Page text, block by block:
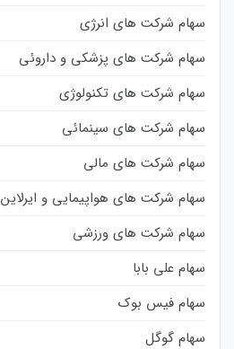
سهام شرکت های انرژی
سهام شرکت های پزشکی و داروئی
سهام شرکت های تکنولوژی
سهام شرکت های سینمائی
سهام شرکت های مالی
سهام شرکت های هواپیمایی و ایرلاین
سهام شرکت های ورزشی
سهام علی بابا
سهام فیس بوک
سهام گوگل